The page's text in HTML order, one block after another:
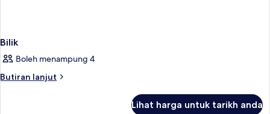
Bilik
Boleh menampung 4
Butiran lanjut
Butiran
Lihat harga untuk tarikh anda